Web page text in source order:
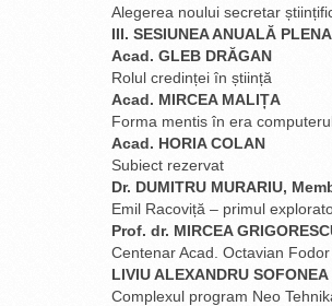
Alegerea noului secretar
III. SESIUNEA ANUALĂ
Acad. GLEB DRĂGAN
Rolul credinței în știință
Acad. MIRCEA MALIȚA
Forma mentis în era
Acad. HORIA COLAN
Subiect rezervat
Dr. DUMITRU MURARIU,
Emil Racoviță – primul
Prof. dr. MIRCEA
Centenar Acad. Octavian
LIVIU ALEXANDRU
Complexul program Neo